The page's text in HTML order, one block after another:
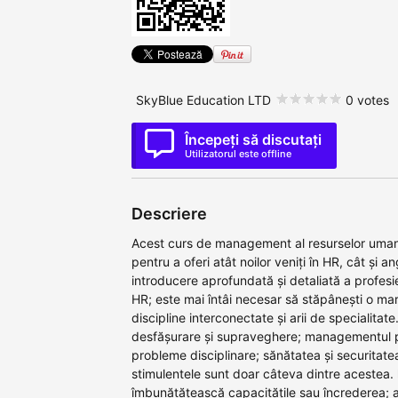
SkyBlue Education LTD 0 votes
Începeți să discutați
Utilizatorul este offline
Descriere
Acest curs de management al resurselor
pentru a oferi atât noilor veniți în HR, cât și
introducere aprofundată și detaliată a
HR; este mai întâi necesar să stăpânești o
discipline interconectate și arii de
desfășurare și supraveghere; managementul
probleme disciplinare; sănătatea și
stimulentele sunt doar câteva dintre
îmbunătățească capacitățile sau încrederea;